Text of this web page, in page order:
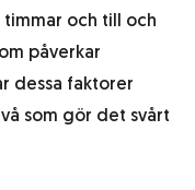
och till och
påverkar
dessa faktorer
som gör det svårt